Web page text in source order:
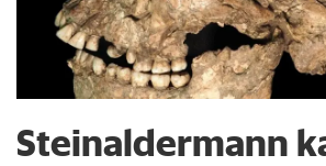
Steinaldermann